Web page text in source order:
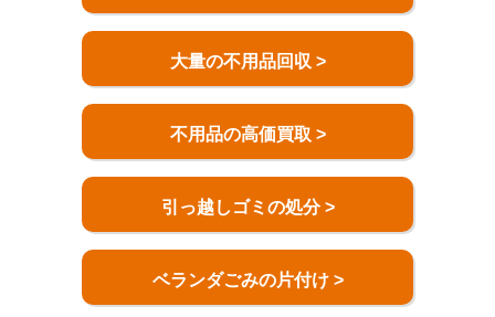
大量の不用品回収 >
不用品の高価買取 >
引っ越しゴミの処分 >
ベランダごみの片付け >